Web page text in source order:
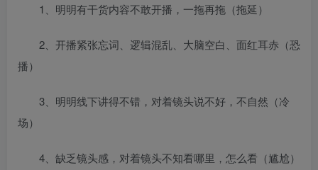
1、明明有干货内容不敢开播，一拖再拖（拖延）
2、开播紧张忘词、逻辑混乱、大脑空白、面红耳赤（恐
播）
3、明明线下讲得不错，对着镜头说不好，不自然（冷
场）
4、缺乏镜头感，对着镜头不知看哪里，怎么看（尴尬）